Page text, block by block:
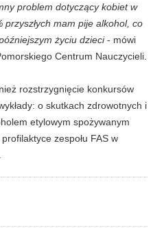
problem dotyczący kobiet w
mam pije alkohol, co
życiu dzieci- mówi
Centrum Nauczycieli.
rozstrzygnięcie konkursów
o skutkach zdrowotnych i
etylowym spożywanym
zespołu FAS w